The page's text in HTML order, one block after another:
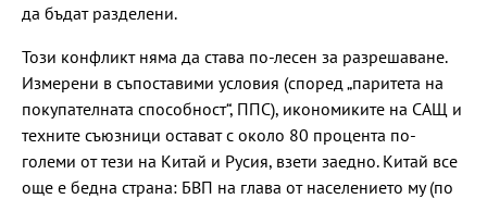
да бъдат разделени.
Този конфликт няма да става по-лесен за разрешаване.
Измерени в съпоставими условия (според „паритета на
покупателната способност“, ППС), икономиките на САЩ и
техните съюзници остават с около 80 процента по-
големи от тези на Китай и Русия, взети заедно. Китай все
още е бедна страна: БВП на глава от населението му (по